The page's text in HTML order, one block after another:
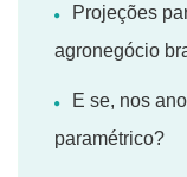
Projeções
agronegócio
E se, nos
paramétrico?